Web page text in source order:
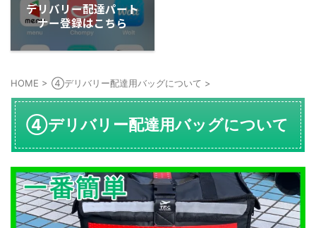
デリバリー配達パート
ナー登録はこちら
HOME > ④デリバリー配達用バッグについて >
④デリバリー配達用バッグについて